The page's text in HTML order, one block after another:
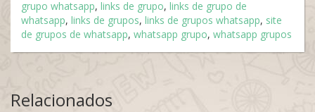
grupo whatsapp, links de grupo, links de grupo de
whatsapp, links de grupos, links de grupos whatsapp, site
de grupos de whatsapp, whatsapp grupo, whatsapp grupos
Relacionados